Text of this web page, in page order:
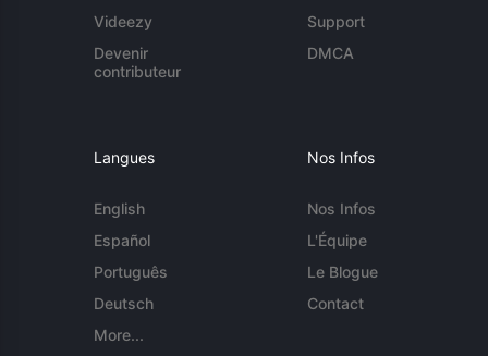
Videezy
Devenir
contributeur
Support
DMCA
Langues
English
Español
Português
Deutsch
More...
Nos Infos
Nos Infos
L'Équipe
Le Blogue
Contact